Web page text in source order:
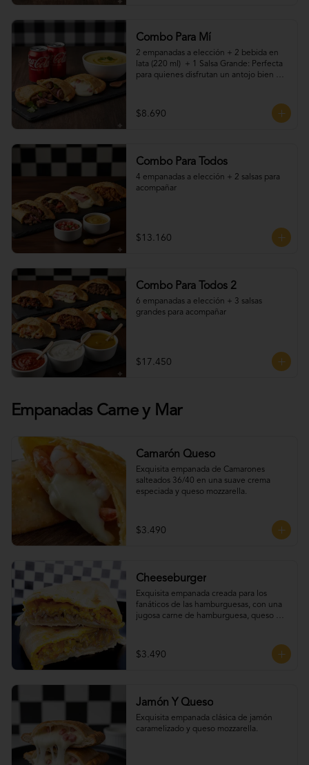
Combo Para Mí
2 empanadas a elección + 2 bebida en
lata (220 ml)  + 1 Salsa Grande: Perfecta
para quienes disfrutan un antojo bien
nuestras salsas caseras que le dan el
toque final. Ideal para una pausa rica,
$8.690
Combo Para Todos
4 empanadas a elección + 2 salsas para
acompañar
$13.160
Combo Para Todos 2
6 empanadas a elección + 3 salsas
grandes para acompañar
$17.450
Empanadas Carne y Mar
Camarón Queso
Exquisita empanada de Camarones
salteados 36/40 en una suave crema
especiada y queso mozzarella.
$3.490
Cheeseburger
Exquisita empanada creada para los
fanáticos de las hamburguesas, con una
jugosa carne de hamburguesa, queso
$3.490
Jamón Y Queso
Exquisita empanada clásica de jamón
caramelizado y queso mozzarella.